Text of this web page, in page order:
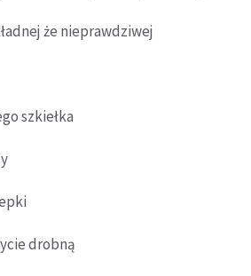
że nieprawdziwej
szkiełka
drobną